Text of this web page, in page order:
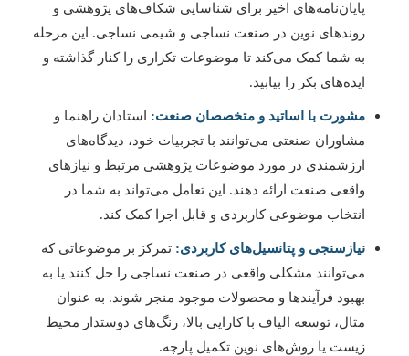
پایان‌نامه‌های اخیر برای شناسایی شکاف‌های پژوهشی و
روندهای نوین در صنعت نساجی و شیمی نساجی. این مرحله
به شما کمک می‌کند تا موضوعات تکراری را کنار گذاشته و
ایده‌های بکر را بیابید.
مشورت با اساتید و متخصصان صنعت:استادان راهنما و
مشاوران صنعتی می‌توانند با تجربیات خود، دیدگاه‌های
ارزشمندی در مورد موضوعات پژوهشی مرتبط و نیازهای
واقعی صنعت ارائه دهند. این تعامل می‌تواند به شما در
انتخاب موضوعی کاربردی و قابل اجرا کمک کند.
نیازسنجی و پتانسیل‌های کاربردی:تمرکز بر موضوعاتی که
می‌توانند مشکلی واقعی در صنعت نساجی را حل کنند یا به
بهبود فرآیندها و محصولات موجود منجر شوند. به عنوان
مثال، توسعه الیاف با کارایی بالا، رنگ‌های دوستدار محیط
زیست یا روش‌های نوین تکمیل پارچه.